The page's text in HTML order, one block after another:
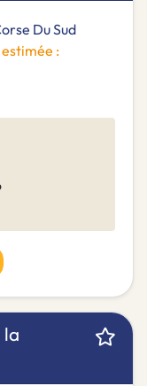
Du Sud
:
la